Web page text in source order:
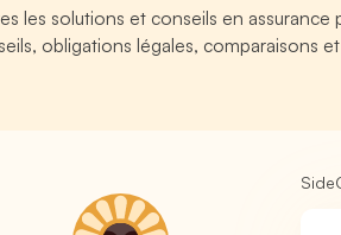
les solutions et conseils en assurance
obligations légales, comparaisons